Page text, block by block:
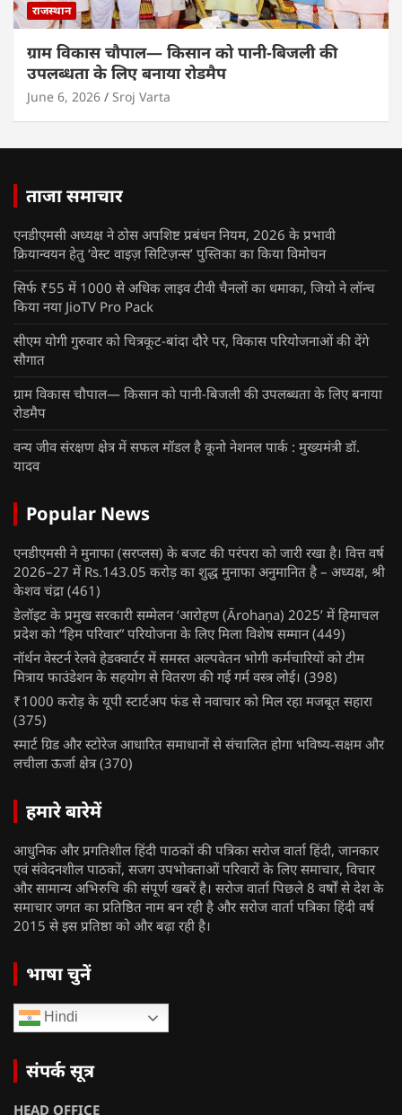
राजस्थान
ग्राम विकास चौपाल— किसान को पानी-बिजली की
उपलब्धता के लिए बनाया रोडमैप
June 6, 2026 Sroj Varta
ताजा समाचार
एनडीएमसी अध्यक्ष ने ठोस अपशिष्ट प्रबंधन नियम, 2026 के प्रभावी
क्रियान्वयन हेतु ‘वेस्ट वाइज़ सिटिज़न्स’ पुस्तिका का किया विमोचन
सिर्फ ₹55 में 1000 से अधिक लाइव टीवी चैनलों का धमाका, जियो ने लॉन्च
किया नया JioTV Pro Pack
सीएम योगी गुरुवार को चित्रकूट-बांदा दौरे पर, विकास परियोजनाओं की देंगे
सौगात
ग्राम विकास चौपाल— किसान को पानी-बिजली की उपलब्धता के लिए बनाया
रोडमैप
वन्य जीव संरक्षण क्षेत्र में सफल मॉडल है कूनो नेशनल पार्क : मुख्यमंत्री डॉ.
यादव
Popular News
एनडीएमसी ने मुनाफा (सरप्लस) के बजट की परंपरा को जारी रखा है। वित्त वर्ष
2026–27 में Rs.143.05 करोड़ का शुद्ध मुनाफा अनुमानित है – अध्यक्ष, श्री
केशव चंद्रा (461)
डेलॉइट के प्रमुख सरकारी सम्मेलन ‘आरोहण (Ārohaṇa) 2025’ में हिमाचल
प्रदेश को “हिम परिवार” परियोजना के लिए मिला विशेष सम्मान (449)
नॉर्थन वेस्टर्न रेलवे हेडक्वार्टर में समस्त अल्पवेतन भोगी कर्मचारियों को टीम
मित्राय फाउंडेशन के सहयोग से वितरण की गई गर्म वस्त्र लोई। (398)
₹1000 करोड़ के यूपी स्टार्टअप फंड से नवाचार को मिल रहा मजबूत सहारा
(375)
स्मार्ट ग्रिड और स्टोरेज आधारित समाधानों से संचालित होगा भविष्य-सक्षम और
लचीला ऊर्जा क्षेत्र (370)
हमारे बारेमें
आधुनिक और प्रगतिशील हिंदी पाठकों की पत्रिका सरोज वार्ता हिंदी, जानकार
एवं संवेदनशील पाठकों, सजग उपभोक्ताओं परिवारों के लिए समाचार, विचार
और सामान्य अभिरुचि की संपूर्ण खबरें है। सरोज वार्ता पिछले 8 वर्षों से देश के
समाचार जगत का प्रतिष्ठित नाम बन रही है और सरोज वार्ता पत्रिका हिंदी वर्ष
2015 से इस प्रतिष्ठा को और बढ़ा रही है।
भाषा चुनें
Hindi
संपर्क सूत्र
HEAD OFFICE